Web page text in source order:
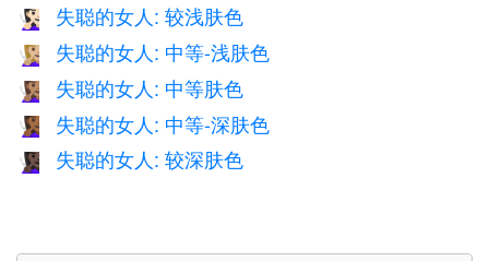
🧏🏻‍♀️ 失聪的女人: 较浅肤色
🧏🏼‍♀️ 失聪的女人: 中等-浅肤色
🧏🏽‍♀️ 失聪的女人: 中等肤色
🧏🏾‍♀️ 失聪的女人: 中等-深肤色
🧏🏿‍♀️ 失聪的女人: 较深肤色